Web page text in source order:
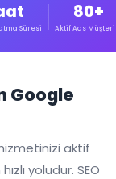
Süresi
80+
Aktif Ads
Google
aktif
yoludur. SEO